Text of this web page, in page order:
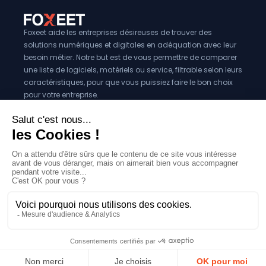
Foxeet aide les entreprises désireuses de trouver des
solutions numériques et digitales en adéquation avec leur
besoin métier. Notre but est de vous permettre de comparer
une liste de logiciels, matériels ou service, filtrable selon leurs
caractéristiques, pour que vous puissiez faire le bon choix
pour votre entreprise.
Se référencer sur Foxeet
© 2024 Foxeet, tous droits reservés
Mentions légales